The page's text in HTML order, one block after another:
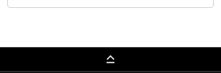
keyboard_capslock